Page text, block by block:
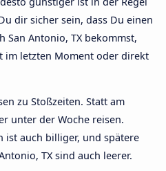
dir sicher sein, dass Du einen
San Antonio, TX bekommst,
im letzten Moment oder direkt
zu Stoßzeiten. Statt am
unter der Woche reisen.
ist auch billiger, und spätere
TX sind auch leerer.